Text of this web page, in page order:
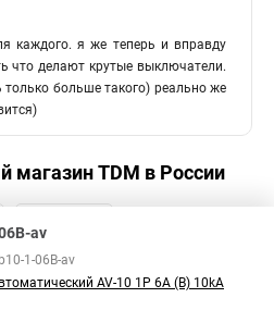
каждого. я же теперь и вправду
что делают крутые выключатели.
больше такого) реально же
магазинTDM в России
av
1-06B-av
AV-10 1P 6A (B) 10kA